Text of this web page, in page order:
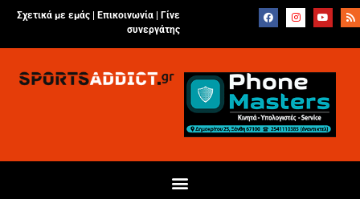
Σχετικά με εμάς | Επικοινωνία
Γίνε
συνεργάτης